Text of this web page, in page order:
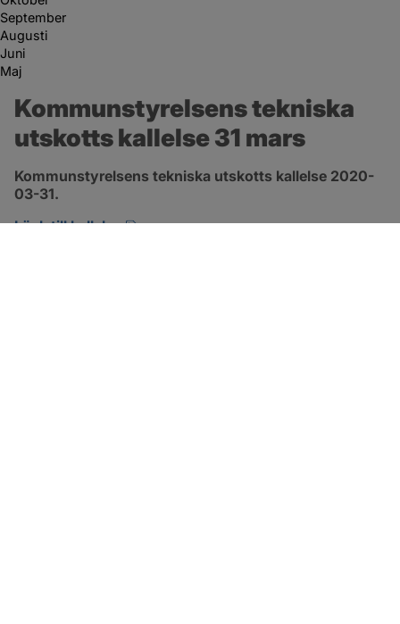
September
Augusti
Juni
Maj
Kommunstyrelsens tekniska
utskotts kallelse 31 mars
Kommunstyrelsens tekniska utskotts kallelse 2020-
03-31.
Länk till kallelse
pdf, öppnas i nytt fönster.